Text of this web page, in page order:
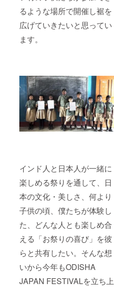
るような場所で開催し裾を
広げていきたいと思ってい
ます。
インド人と日本人が一緒に
楽しめる祭りを通して、日
本の文化・美しさ、何より
子供の頃、僕たちが体験し
た、どんな人とも楽しめ合
える「お祭りの喜び」を彼
らと共有したい。そんな想
いから今年もODISHA
JAPAN FESTIVALを立ち上